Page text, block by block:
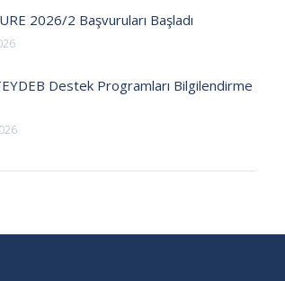
2026/2 Başvuruları Başladı
Destek Programları Bilgilendirme